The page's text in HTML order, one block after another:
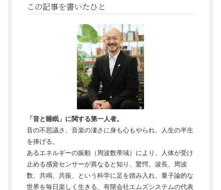
この記事を書いたひと
「音と睡眠」に関する第一人者。
音の不思議さ、音楽の凄さに身も心もやられ、人生の半生
を捧げる。
あるエネルギーの振動（周波数帯域）により、人体が受け
止める感覚センサーが異なると知り、驚愕。波長、周波
数、共鳴、共振、という科学に足を踏み入れ、量子論的な
世界を毎日楽しく生きる、有限会社エムズシステムの代表